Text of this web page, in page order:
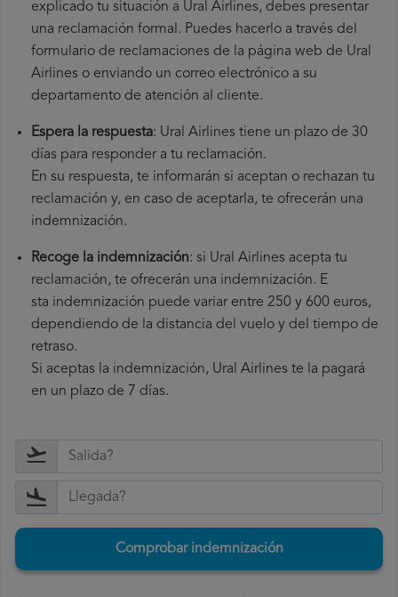
explicado tu situación a Ural Airlines, debes presentar
una reclamación formal. Puedes hacerlo a través del
formulario de reclamaciones de la página web de Ural
Airlines o enviando un correo electrónico a su
departamento de atención al cliente.
Espera la respuesta: Ural Airlines tiene un plazo de 30
días para responder a tu reclamación.
En su respuesta, te informarán si aceptan o rechazan tu
reclamación y, en caso de aceptarla, te ofrecerán una
indemnización.
Recoge la indemnización: si Ural Airlines acepta tu
reclamación, te ofrecerán una indemnización. E
sta indemnización puede variar entre 250 y 600 euros,
dependiendo de la distancia del vuelo y del tiempo de
retraso.
Si aceptas la indemnización, Ural Airlines te la pagará
en un plazo de 7 días.
Comprobar indemnización